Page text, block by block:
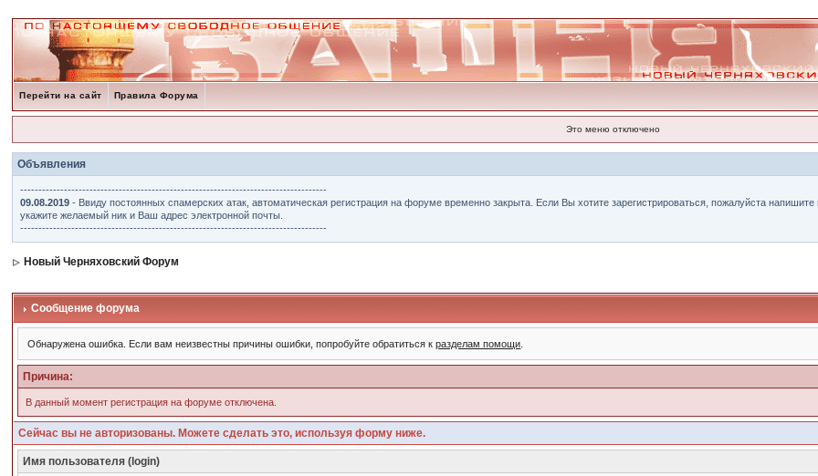
Перейти на сайт Правила Форума
Это меню отключено
Объявления
------------------------------------------------------------------------------------
09.08.2019 - Ввиду постоянных спамерских атак, автоматическая регистрация на форуме временно закрыта. Если Вы хотите зарегистрироваться, пожалуйста
укажите желаемый ник и Ваш адрес электронной почты.
------------------------------------------------------------------------------------
Новый Черняховский Форум
Сообщение форума
Обнаружена ошибка. Если вам неизвестны причины ошибки, попробуйте обратиться кразделам помощи
Причина:
В данный момент регистрация на форуме отключена.
Сейчас вы не авторизованы. Можете сделать это, используя форму ниже.
Имя пользователя (login)